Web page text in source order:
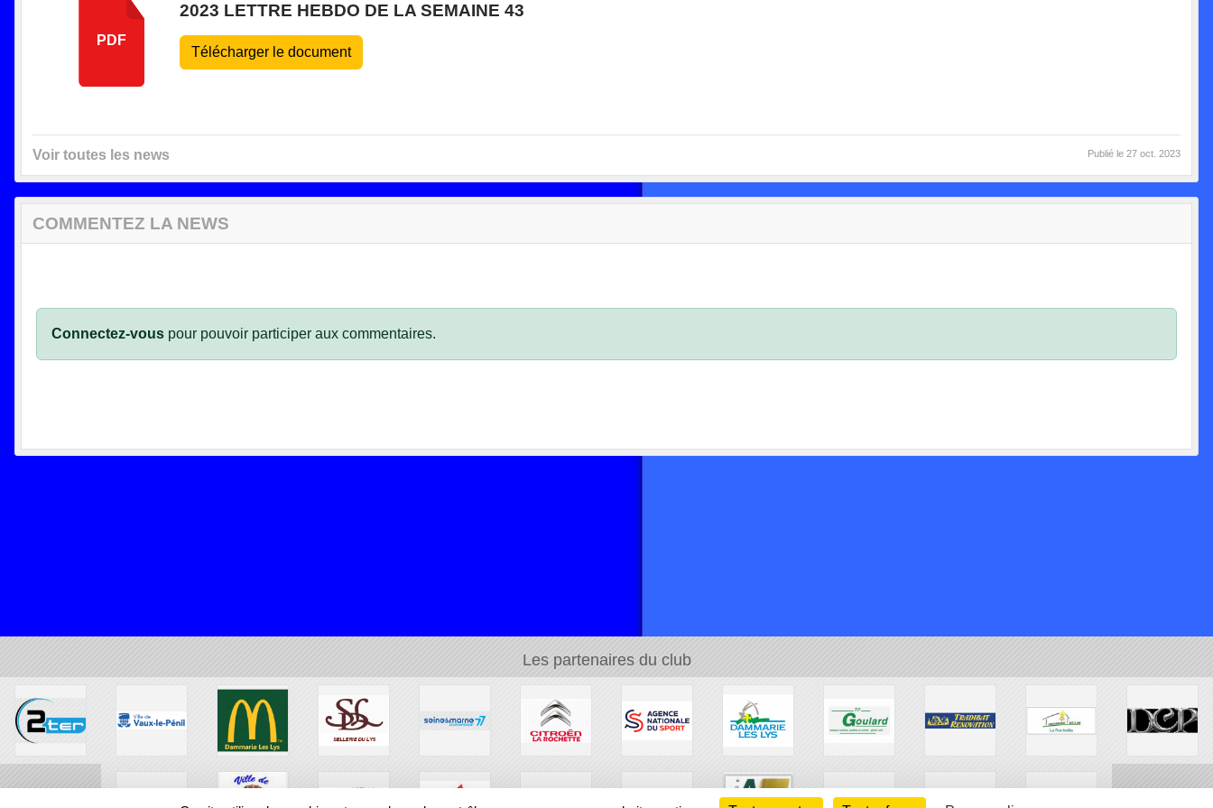
PDF
2023 LETTRE HEBDO DE LA SEMAINE 43
Télécharger le document
Voir toutes les news Publié le 27 oct. 2023
COMMENTEZ LA NEWS
Connectez-vous pour pouvoir participer aux commentaires.
Les partenaires du club